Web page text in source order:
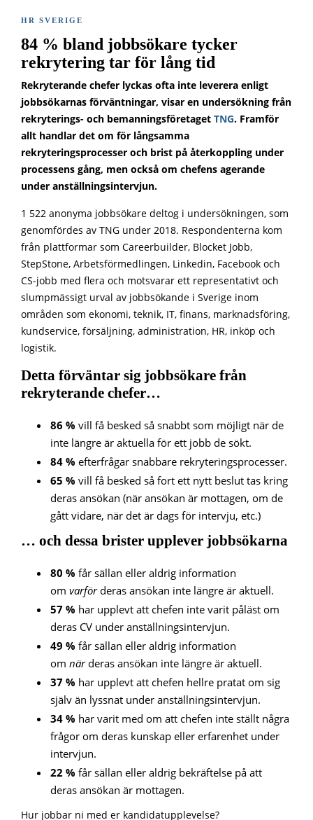
HR SVERIGE
84 % bland jobbsökare tycker
rekrytering tar för lång tid
Rekryterande chefer lyckas ofta inte leverera enligt
jobbsökarnas förväntningar, visar en undersökning från
rekryterings- och bemanningsföretaget TNG. Framför
allt handlar det om för långsamma
rekryteringsprocesser och brist på återkoppling under
processens gång, men också om chefens agerande
under anställningsintervjun.
1 522 anonyma jobbsökare deltog i undersökningen, som
genomfördes av TNG under 2018. Respondenterna kom
från plattformar som Careerbuilder, Blocket Jobb,
StepStone, Arbetsförmedlingen, Linkedin, Facebook och
CS-jobb med flera och motsvarar ett representativt och
slumpmässigt urval av jobbsökande i Sverige inom
områden som ekonomi, teknik, IT, finans, marknadsföring,
kundservice, försäljning, administration, HR, inköp och
logistik.
Detta förväntar sig jobbsökare från
rekryterande chefer…
86 % vill få besked så snabbt som möjligt när de
inte längre är aktuella för ett jobb de sökt.
84 % efterfrågar snabbare rekryteringsprocesser.
65 % vill få besked så fort ett nytt beslut tas kring
deras ansökan (när ansökan är mottagen, om de
gått vidare, när det är dags för intervju, etc.)
… och dessa brister upplever jobbsökarna
80 % får sällan eller aldrig information
om varförderas ansökan inte längre är aktuell.
57 % har upplevt att chefen inte varit påläst om
deras CV under anställningsintervjun.
49 % får sällan eller aldrig information
om närderas ansökan inte längre är aktuell.
37 % har upplevt att chefen hellre pratat om sig
själv än lyssnat under anställningsintervjun.
34 % har varit med om att chefen inte ställt några
frågor om deras kunskap eller erfarenhet under
intervjun.
22 % får sällan eller aldrig bekräftelse på att
deras ansökan är mottagen.
Hur jobbar ni med er kandidatupplevelse?